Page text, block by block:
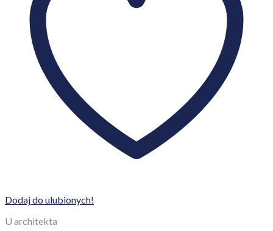
Dodaj do ulubionych!
U architekta